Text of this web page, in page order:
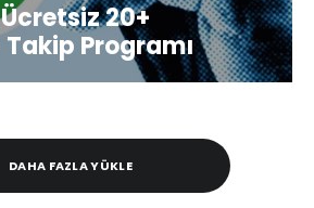
20+
Programı
DAHA FAZLA YÜKLE